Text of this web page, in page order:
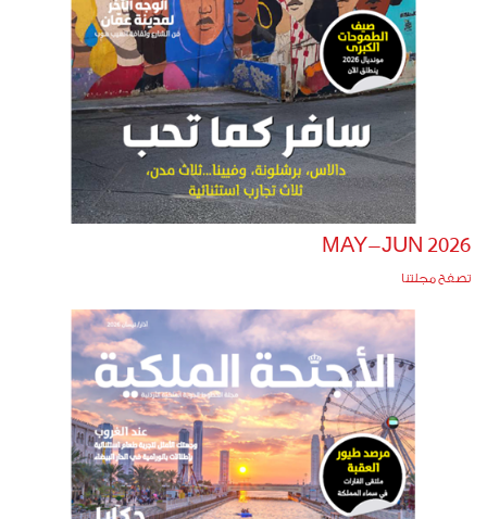
MAY-JUN 2026
تصفح مجلتنا